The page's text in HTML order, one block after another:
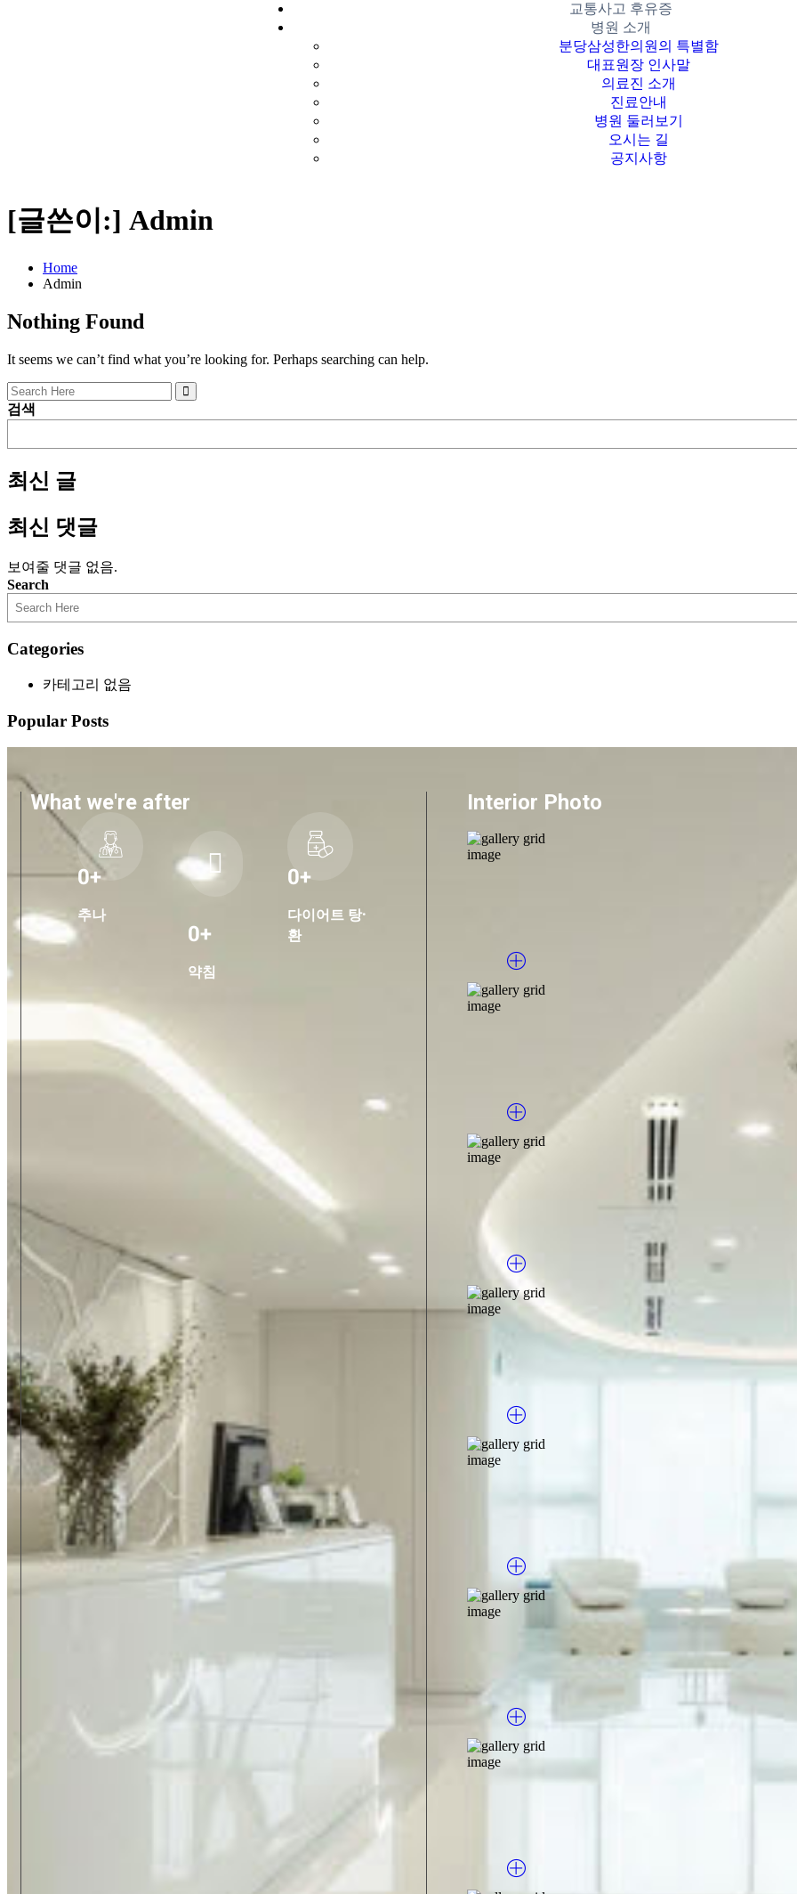
교통사고 후유증
병원 소개
분당삼성한의원의 특별함
대표원장 인사말
의료진 소개
진료안내
병원 둘러보기
오시는 길
공지사항
[글쓴이:] Admin
Home
Admin
Nothing Found
It seems we can’t find what you’re looking for. Perhaps searching can help.
검색
최신 글
최신 댓글
보여줄 댓글 없음.
Search
Categories
카테고리 없음
Popular Posts
What we're after
0+
추나
0+
약침
0+
다이어트 탕·
환
Interior Photo